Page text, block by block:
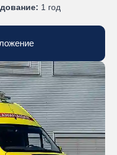
1 год